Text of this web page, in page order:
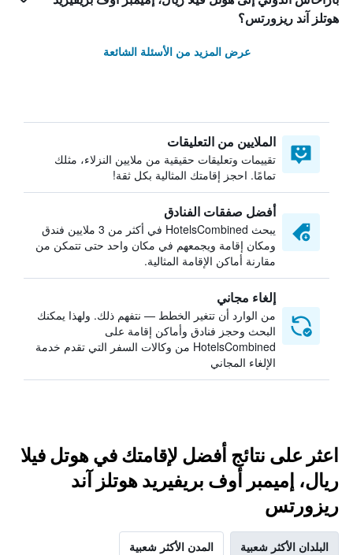
هوتلز آند ريزورتس؟
عرض المزيد من الأسئلة الشائعة
الملايين من التعليقات
تقييمات وتعليقات حقيقية من ملايين النزلاء، مثلك
تمامًا. احجز إقامتك المثالية بكل ثقة!
أفضل صفقات الفنادق
يبحث HotelsCombined في أكثر من 3 ملايين فندق
ومكان إقامة ويجمعهم في مكان واحد حتى تتمكن من
مقارنة أماكن الإقامة المثالية.
إلغاء مجاني
من الوارد أن تتغير الخطط — نتفهم ذلك. ولهذا يمكنك
البحث وحجز فنادق وأماكن إقامة على
HotelsCombined من وكالات السفر التي تقدم خدمة
الإلغاء المجاني
اعثر على نتائج أفضل لإقامتك في هوتل فيلا
ريال، إميمبر أوف بريفيريد هوتلز آند
ريزورتس
البلدان الأكثر شعبية المدن الأكثر شعبية